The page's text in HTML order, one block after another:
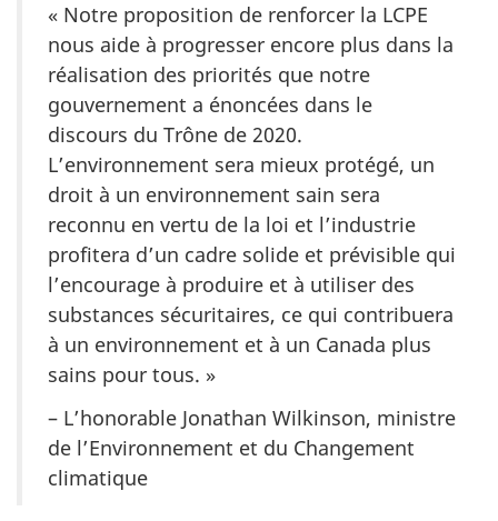
« Notre proposition de renforcer la LCPE
nous aide à progresser encore plus dans la
réalisation des priorités que notre
gouvernement a énoncées dans le
discours du Trône de 2020.
L’environnement sera mieux protégé, un
droit à un environnement sain sera
reconnu en vertu de la loi et l’industrie
profitera d’un cadre solide et prévisible qui
l’encourage à produire et à utiliser des
substances sécuritaires, ce qui contribuera
à un environnement et à un Canada plus
sains pour tous. »
– L’honorable Jonathan Wilkinson, ministre
de l’Environnement et du Changement
climatique